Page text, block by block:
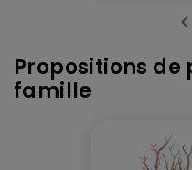

Propositions
famille